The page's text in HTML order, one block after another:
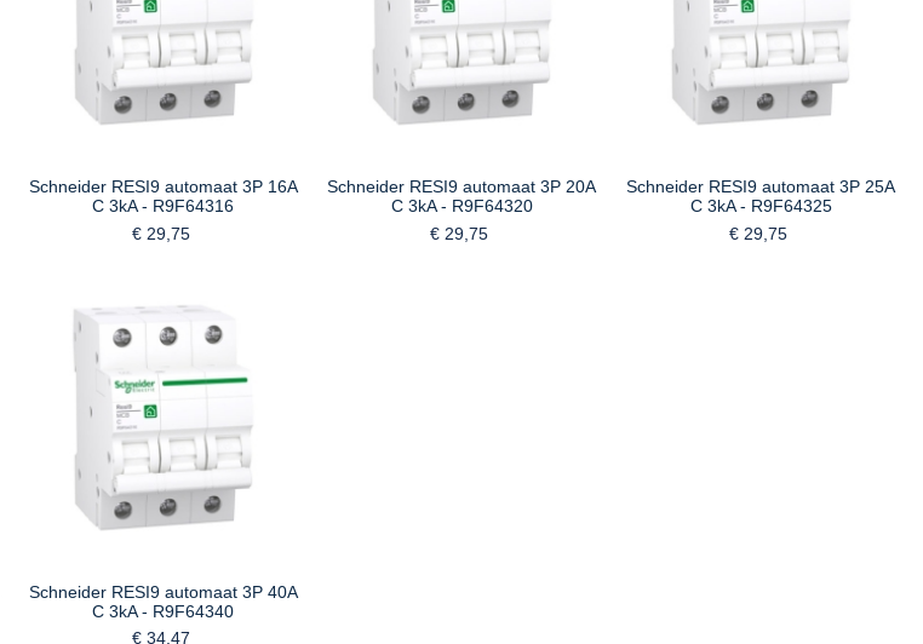
Schneider RESI9 automaat 3P 16A
C 3kA - R9F64316
€ 29,75
Schneider RESI9 automaat 3P 20A
C 3kA - R9F64320
€ 29,75
Schneider RESI9 automaat 3P 25A
C 3kA - R9F64325
€ 29,75
Schneider RESI9 automaat 3P 40A
C 3kA - R9F64340
€ 34,47